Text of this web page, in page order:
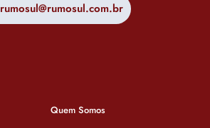
rumosul@rumosul.com.br
Quem Somos